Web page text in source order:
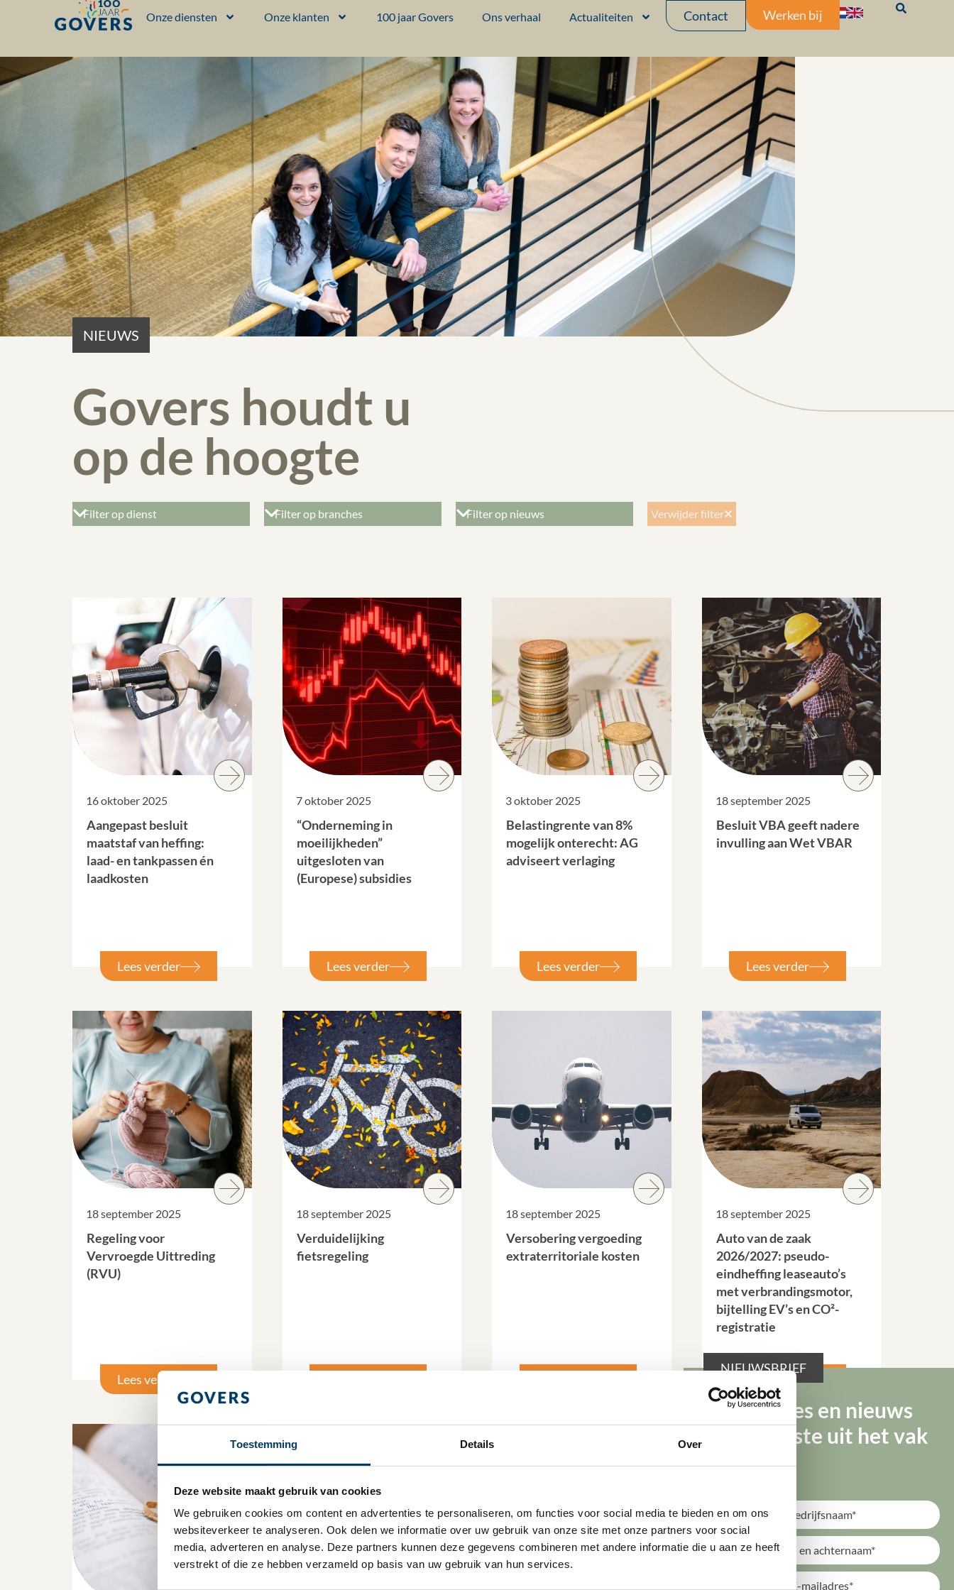
Toestemming Details Over
Deze website maakt gebruik van cookies
We gebruiken cookies om content en advertenties te personaliseren, om functies voor social media te bieden en om ons
websiteverkeer te analyseren. Ook delen we informatie over uw gebruik van onze site met onze partners voor social
media, adverteren en analyse. Deze partners kunnen deze gegevens combineren met andere informatie die u aan ze heeft
verstrekt of die ze hebben verzameld op basis van uw gebruik van hun services.
Onze diensten Onze klanten 100 jaar Govers Ons verhaal Actualiteiten Contact Werken bij
NIEUWS
Govers houdt u
op de hoogte
Verwijder filter
16 oktober 2025
Aangepast besluit
maatstaf van heffing:
laad- en tankpassen én
laadkosten
Lees verder
7 oktober 2025
“Onderneming in
moeilijkheden”
uitgesloten van
(Europese) subsidies
Lees verder
3 oktober 2025
Belastingrente van 8%
mogelijk onterecht: AG
adviseert verlaging
Lees verder
18 september 2025
Besluit VBA geeft nadere
invulling aan Wet VBAR
Lees verder
18 september 2025
Regeling voor
Vervroegde Uittreding
(RVU)
Lees verder
18 september 2025
Verduidelijking
fietsregeling
18 september 2025
Versobering vergoeding
extraterritoriale kosten
18 september 2025
Auto van de zaak
2026/2027: pseudo-
eindheffing leaseauto’s
met verbrandingsmotor,
bijtelling EV’s en CO²-
registratie
Lees verder
NIEUWSBRIEF
Tips, advies en nieuws
van de beste uit het vak